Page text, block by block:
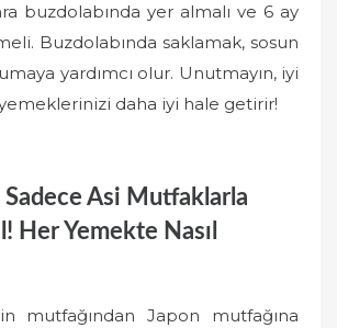
buzdolabında yer almalı ve 6 ay
Buzdolabında saklamak, sosun
yardımcı olur. Unutmayın, iyi
daha iyi hale getirir!
Sadece Asi Mutfaklarla
Her Yemekte Nasıl
mutfağından Japon mutfağına